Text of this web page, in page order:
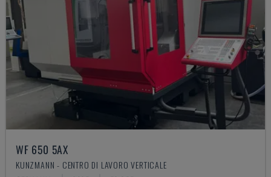
WF 650 5AX
KUNZMANN - CENTRO DI LAVORO VERTICALE